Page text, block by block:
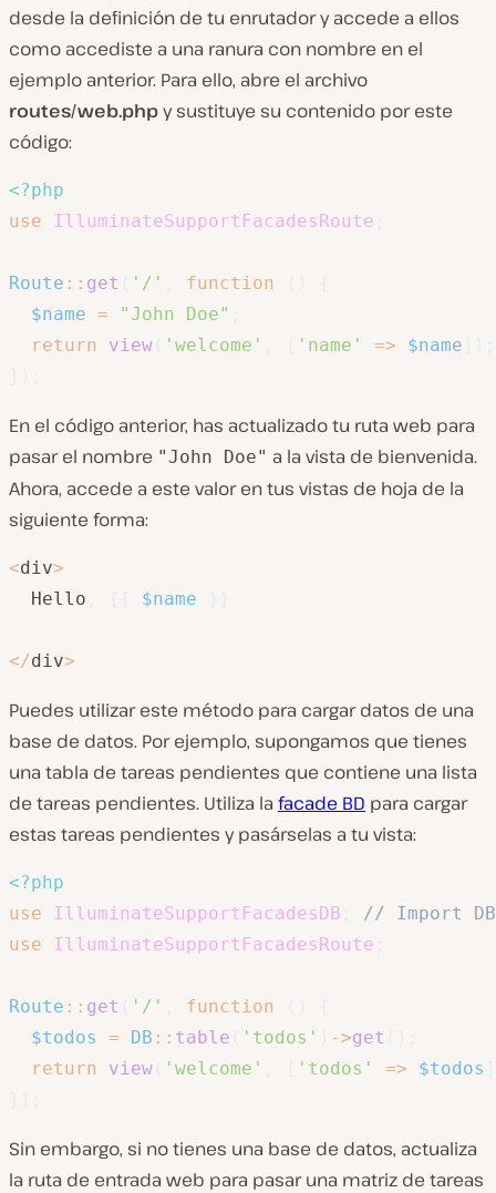
desde la definición de tu enrutador y accede a ellos
como accediste a una ranura con nombre en el
ejemplo anterior. Para ello, abre el archivo
routes/web.phpy sustituye su contenido por este
código:
<?php
use
IlluminateSupportFacadesRoute
Route :: get '/' function
$name = "John Doe"
return
view 'welcome' 'name' => $name
En el código anterior, has actualizado tu ruta web para
pasar el nombre "John Doe" a la vista de bienvenida.
Ahora, accede a este valor en tus vistas de hoja de la
siguiente forma:
<div>
  Hello
$name
</div>
Puedes utilizar este método para cargar datos de una
base de datos. Por ejemplo, supongamos que tienes
una tabla de tareas pendientes que contiene una lista
de tareas pendientes. Utiliza la facade BD para cargar
estas tareas pendientes y pasárselas a tu vista:
<?php
use
IlluminateSupportFacadesDB
// Import DB
use
IlluminateSupportFacadesRoute
Route :: get '/' function
$todos
= DB :: table 'todos' ->get
return
view 'welcome' 'todos' => $todos
Sin embargo, si no tienes una base de datos, actualiza
la ruta de entrada web para pasar una matriz de tareas